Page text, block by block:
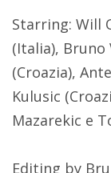
Starring: Will
(Italia), Bruno
(Croazia),
Kulusic
Mazarekic e
Editing by